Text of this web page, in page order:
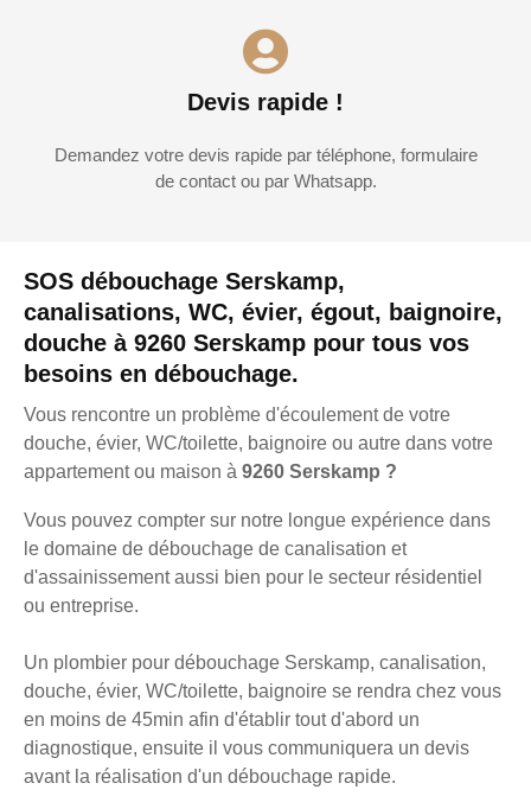
SOS débouchage Serskamp,
canalisations, WC, évier, égout, baignoire,
douche à 9260 Serskamp pour tous vos
besoins en débouchage.
Vous rencontre un problème d'écoulement de votre
douche, évier, WC/toilette, baignoire ou autre dans votre
appartement ou maison à 9260 Serskamp ?
Vous pouvez compter sur notre longue expérience dans
le domaine de débouchage de canalisation et
d'assainissement aussi bien pour le secteur résidentiel
ou entreprise.
Un plombier pour débouchage Serskamp, canalisation,
douche, évier, WC/toilette, baignoire se rendra chez vous
en moins de 45min afin d'établir tout d'abord un
diagnostique, ensuite il vous communiquera un devis
avant la réalisation d'un débouchage rapide.
Devis rapide !
Demandez votre devis rapide par téléphone, formulaire
de contact ou par Whatsapp.